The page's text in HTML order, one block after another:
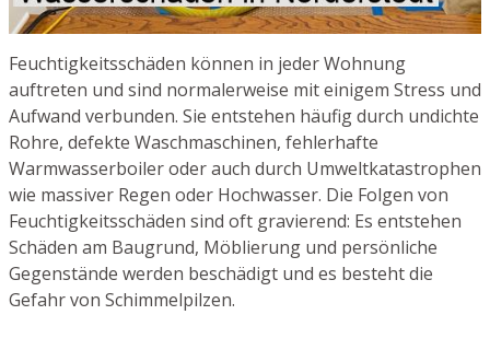
Feuchtigkeitsschäden können in jeder Wohnung
auftreten und sind normalerweise mit einigem Stress und
Aufwand verbunden. Sie entstehen häufig durch undichte
Rohre, defekte Waschmaschinen, fehlerhafte
Warmwasserboiler oder auch durch Umweltkatastrophen
wie massiver Regen oder Hochwasser. Die Folgen von
Feuchtigkeitsschäden sind oft gravierend: Es entstehen
Schäden am Baugrund, Möblierung und persönliche
Gegenstände werden beschädigt und es besteht die
Gefahr von Schimmelpilzen.